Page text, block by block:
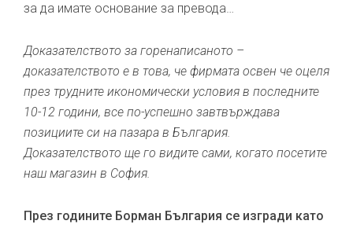
за да имате основание за превода…
Доказателството за горенаписаното –
доказателството е в това, че фирмата освен че оцеля
през трудните икономически условия в последните
10-12 години, все по-успешно завтвърждава
позициите си на пазара в България.
Доказателството ще го видите сами, когато посетите
наш магазин в София.
През годините Борман България се изгради като